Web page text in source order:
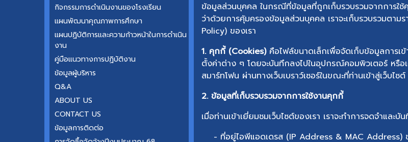
ข้อมูลส่วนบุคคล ในกรณีที่ข้อมูลที่ถูกเก็บรวบรวมจากการใ
ว่าด้วยการคุ้มครองข้อมูลส่วนบุคคล เราจะเก็บรวบรวมตา
Policy) ของเรา
1. คุกกี้ (Cookies)คือไฟล์ขนาดเล็กเพื่อจัดเก็บข้อมูลการเข้
ตั้งค่าต่าง ๆ โดยจะบันทึกลงไปในอุปกรณ์คอมพิวเตอร์ หรือ
สมาร์ทโฟน ผ่านทางเว็บเบราว์เซอร์ในขณะที่ท่านเข้าสู่เว็บไซต์
2. ข้อมูลที่เก็บรวบรวมจากการใช้งานคุกกี้
เมื่อท่านเข้าเยี่ยมชมเว็บไซต์ของเรา เราจะทำการจดจำแล
- ที่อยู่ไอพีแอดเดรส (IP Address & MAC Address)
กิจกรรมการดำเนินงานของโรงเรียน
แผนพัฒนาคุณภาพการศึกษา
แผนปฏิบัติการและความก้าวหน้าในการดำเนิน
งาน
คู่มือแนวทางการปฏิบัติงาน
ข้อมูลผู้บริหาร
Q&A
ABOUT US
CONTACT US
ข้อมูลการติดต่อ